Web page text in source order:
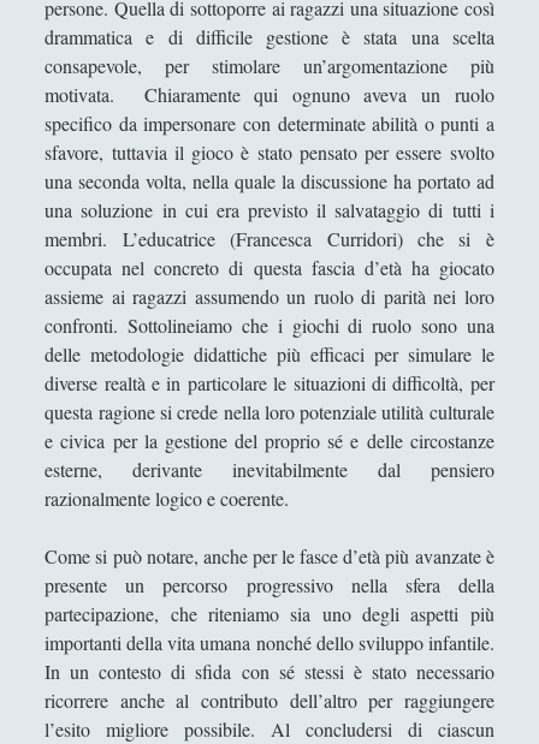
persone. Quella di sottoporre ai ragazzi una situazione così
drammatica e di difficile gestione è stata una scelta
consapevole, per stimolare un’argomentazione più
motivata. Chiaramente qui ognuno aveva un ruolo
specifico da impersonare con determinate abilità o punti a
sfavore, tuttavia il gioco è stato pensato per essere svolto
una seconda volta, nella quale la discussione ha portato ad
una soluzione in cui era previsto il salvataggio di tutti i
membri. L’educatrice (Francesca Curridori) che si è
occupata nel concreto di questa fascia d’età ha giocato
assieme ai ragazzi assumendo un ruolo di parità nei loro
confronti. Sottolineiamo che i giochi di ruolo sono una
delle metodologie didattiche più efficaci per simulare le
diverse realtà e in particolare le situazioni di difficoltà, per
questa ragione si crede nella loro potenziale utilità culturale
e civica per la gestione del proprio sé e delle circostanze
esterne, derivante inevitabilmente dal pensiero
razionalmente logico e coerente.
Come si può notare, anche per le fasce d’età più avanzate è
presente un percorso progressivo nella sfera della
partecipazione, che riteniamo sia uno degli aspetti più
importanti della vita umana nonché dello sviluppo infantile.
In un contesto di sfida con sé stessi è stato necessario
ricorrere anche al contributo dell’altro per raggiungere
l’esito migliore possibile. Al concludersi di ciascun